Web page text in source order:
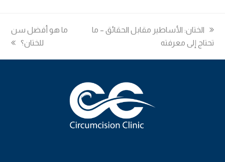
previous
post:
الختان: الأساطير مقابل الحقائق – ما
تحتاج إلى معرفته
next
ما هو أفضل سن
للختان؟